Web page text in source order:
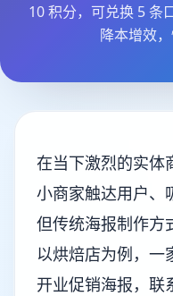
10 积分，可兑换 5 条
降本增效
在当下激烈的实体
小商家触达用户、
但传统海报制作方
以烘焙店为例，一
开业促销海报，联